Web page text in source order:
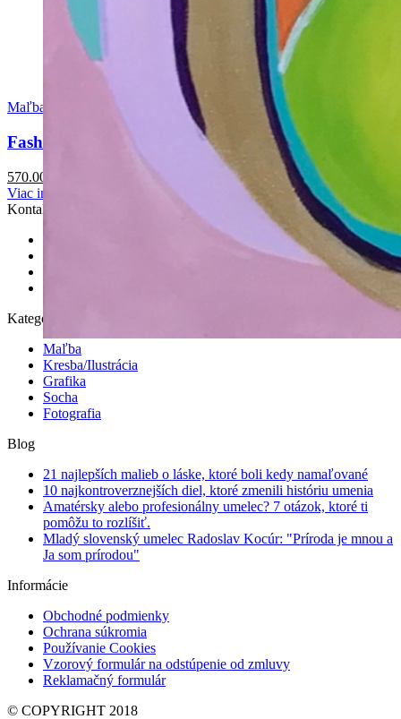
Maľba
Fashionista
570.00
Viac info
Kontakt
Kategórie
Maľba
Kresba/Ilustrácia
Grafika
Socha
Fotografia
Blog
21 najlepších malieb o láske, ktoré boli kedy namaľované
10 najkontroverznejších diel, ktoré zmenili históriu umenia
Amatérsky alebo profesionálny umelec? 7 otázok, ktoré ti
pomôžu to rozlíšiť.
Mladý slovenský umelec Radoslav Kocúr: "Príroda je mnou a
Ja som prírodou"
Informácie
Obchodné podmienky
Ochrana súkromia
Používanie Cookies
Vzorový formulár na odstúpenie od zmluvy
Reklamačný formulár
© COPYRIGHT 2018